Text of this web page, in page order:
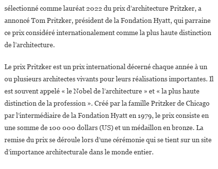
Prix
Nobel
De
sélectionné comme lauréat 2022 du prix d’architecture Pritzker, a
annoncé Tom Pritzker, président de la Fondation Hyatt, qui parraine
ce prix considéré internationalement comme la plus haute distinction
de l’architecture.
Le prix Pritzker est un prix international décerné chaque année à un
ou plusieurs architectes vivants pour leurs réalisations importantes. Il
est souvent appelé « le Nobel de l’architecture » et « la plus haute
distinction de la profession ». Créé par la famille Pritzker de Chicago
par l’intermédiaire de la Fondation Hyatt en 1979, le prix consiste en
une somme de 100 000 dollars (US) et un médaillon en bronze. La
remise du prix se déroule lors d’une cérémonie qui se tient sur un site
d’importance architecturale dans le monde entier.